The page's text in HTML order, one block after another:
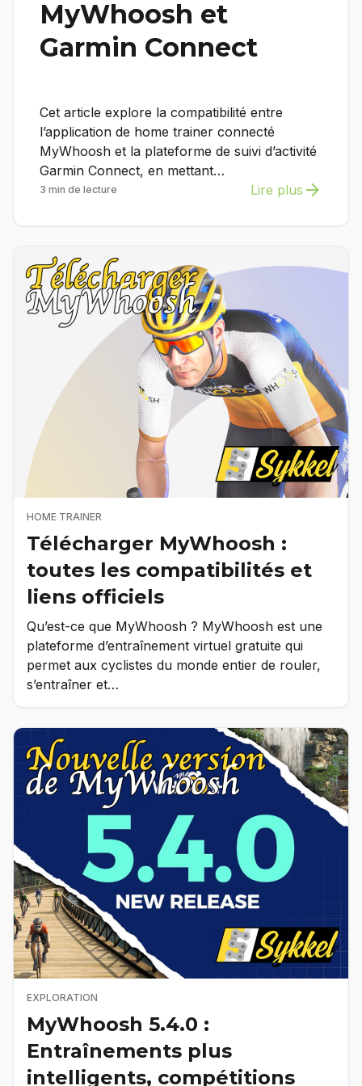
MyWhoosh et
Garmin Connect
Cet article explore la compatibilité entre
l’application de home trainer connecté
MyWhoosh et la plateforme de suivi d’activité
Garmin Connect, en mettant…
3 min de lecture Lire plus arrow_forward
HOME TRAINER
Télécharger MyWhoosh :
toutes les compatibilités et
liens officiels
Qu’est-ce que MyWhoosh ? MyWhoosh est une
plateforme d’entraînement virtuel gratuite qui
permet aux cyclistes du monde entier de rouler,
s’entraîner et…
EXPLORATION
MyWhoosh 5.4.0 :
Entraînements plus
intelligents, compétitions